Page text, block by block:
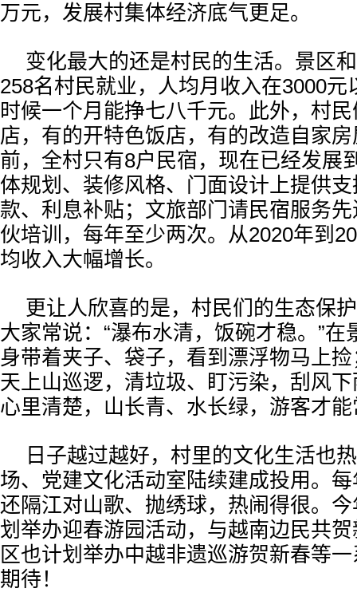
万元，发展村集体经济底气更足。
变化最大的还是村民的生活。景区
258名村民就业，人均月收入在3000元
时候一个月能挣七八千元。此外，村
店，有的开特色饭店，有的改造自家
前，全村只有8户民宿，现在已经发展
体规划、装修风格、门面设计上提供
款、利息补贴；文旅部门请民宿服务
伙培训，每年至少两次。从2020年到
均收入大幅增长。
更让人欣喜的是，村民们的生态保
大家常说：“瀑布水清，饭碗才稳。”在
身带着夹子、袋子，看到漂浮物马上
天上山巡逻，清垃圾、盯污染，刮风
心里清楚，山长青、水长绿，游客才
日子越过越好，村里的文化生活也
场、党建文化活动室陆续建成投用。每
还隔江对山歌、抛绣球，热闹得很。
划举办迎春游园活动，与越南边民共
区也计划举办中越非遗巡游贺新春等
期待！